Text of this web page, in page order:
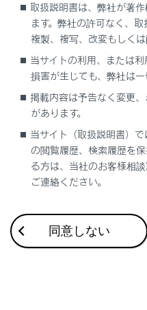
合わせて見られているペー
VICS・交通情報
目的地に設定する場所の検索
地上デジタルテレビの視聴
このページは役に立ちま
取扱説明書は、弊社が著
ます。弊社の許可なく、取
複製、複写、改変もしくは
当サイトの利用、または
損害が生じても、弊社は一
掲載内容は予告なく変更
があります。
当サイト（取扱説明書）
の閲覧履歴、検索履歴を
る方は、当社のお客様相
ご連絡ください。
同意しない